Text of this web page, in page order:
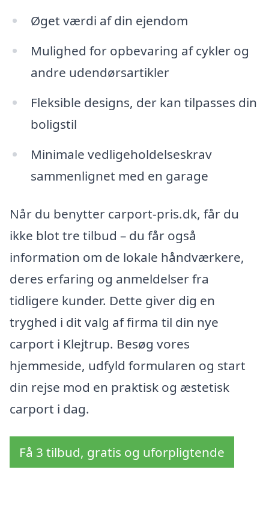
Øget værdi af din ejendom
Mulighed for opbevaring af cykler og
andre udendørsartikler
Fleksible designs, der kan tilpasses din
boligstil
Minimale vedligeholdelseskrav
sammenlignet med en garage
Når du benytter carport-pris.dk, får du
ikke blot tre tilbud – du får også
information om de lokale håndværkere,
deres erfaring og anmeldelser fra
tidligere kunder. Dette giver dig en
tryghed i dit valg af firma til din nye
carport i Klejtrup. Besøg vores
hjemmeside, udfyld formularen og start
din rejse mod en praktisk og æstetisk
carport i dag.
Få 3 tilbud, gratis og uforpligtende